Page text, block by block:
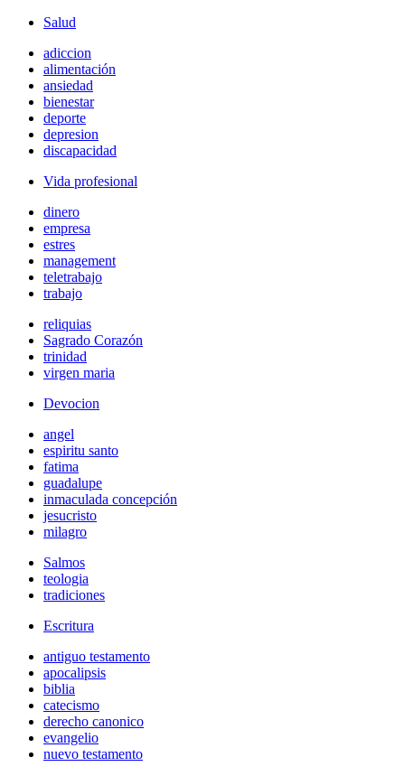
Salud
adiccion
alimentación
ansiedad
bienestar
deporte
depresion
discapacidad
Vida profesional
dinero
empresa
estres
management
teletrabajo
trabajo
reliquias
Sagrado Corazón
trinidad
virgen maria
Devocion
angel
espiritu santo
fatima
guadalupe
inmaculada concepción
jesucristo
milagro
Salmos
teologia
tradiciones
Escritura
antiguo testamento
apocalipsis
biblia
catecismo
derecho canonico
evangelio
nuevo testamento